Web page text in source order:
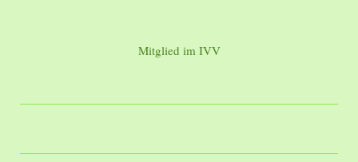
Mitglied im IVV